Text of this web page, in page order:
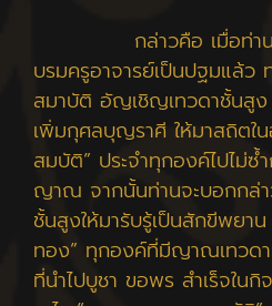
กล่าวคือ เมื่อท่านทำ
บรมครูอาจารย์เป็นปฐมแล้
สมาบัติ อัญเชิญเทวดาชั้นสู
เพิ่มกุศลบุญราศี ให้มาสถิตใ
สมบัติ” ประจำทุกองค์ไปไม่ซ้
ญาณ จากนั้นท่านจะบอกกล่
ชั้นสูงให้มารับรู้เป็นสักขีพยา
ทอง” ทุกองค์ที่มีญาณเทวดา
ที่นำไปบูชา ขอพร สำเร็จใน